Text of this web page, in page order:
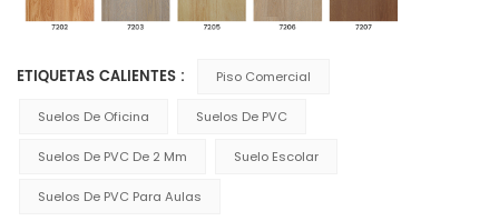
ETIQUETAS CALIENTES : Piso Comercial
Suelos De Oficina Suelos De PVC
Suelos De PVC De 2 Mm Suelo Escolar
Suelos De PVC Para Aulas